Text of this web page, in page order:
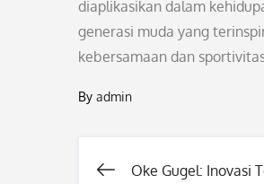
diaplikasikan dalam
generasi muda yang
kebersamaan dan
By admin
Oke Gugel: Inovasi